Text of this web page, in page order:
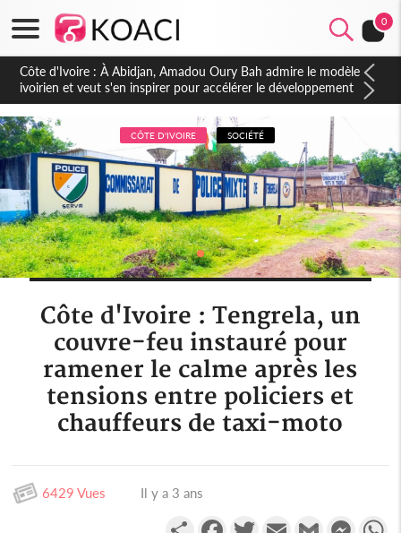
0
Côte d'Ivoire : 23 milliards FCFA de la France pour le métro
d'Abidjan et les Agoras : un nouveau coup d'accélérateur aux
projets structurants
CÔTE D'IVOIRE SOCIÉTÉ
Côte d'Ivoire : Tengrela, un
couvre-feu instauré pour
ramener le calme après les
tensions entre policiers et
chauffeurs de taxi-moto
6429 Vues Il y a 3 ans
PartagerFacebookTwitterEmail Gmail